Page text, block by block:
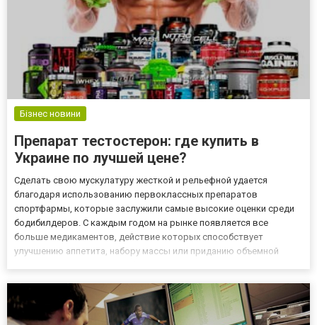
Бізнес новини
Препарат тестостерон: где купить в
Украине по лучшей цене?
Сделать свою мускулатуру жесткой и рельефной удается
благодаря использованию первоклассных препаратов
спортфармы, которые заслужили самые высокие оценки среди
бодибилдеров. С каждым годом на рынке появляется все
больше медикаментов, действие которых способствует
улучшению аппетита, набору массы или приданию объемной
которая соответствует их потреб...